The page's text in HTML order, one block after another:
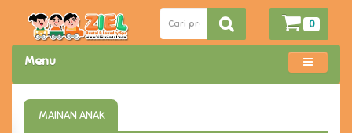
0
Menu
MAINAN ANAK